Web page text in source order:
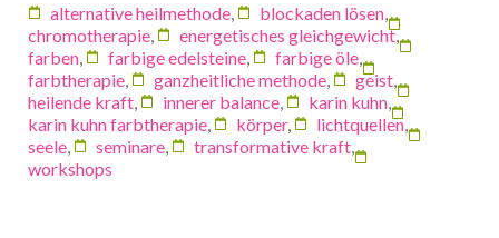
alternative heilmethode
blockaden lösen
chromotherapie
energetisches gleichgewicht,
farben
farbige edelsteine farbige öle
farbtherapie
ganzheitliche methode geist
heilende kraft
innerer balance karin kuhn
karin kuhn farbtherapie
körper, lichtquellen
seele
seminare transformative kraft
workshops